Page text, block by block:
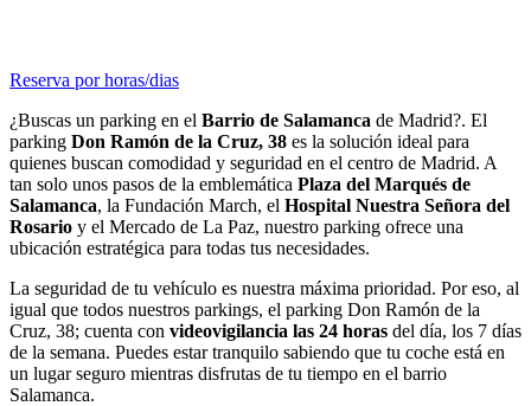
Reserva por horas/dias
¿Buscas un parking en el Barrio de Salamanca de Madrid?. El
parking Don Ramón de la Cruz, 38 es la solución ideal para
quienes buscan comodidad y seguridad en el centro de Madrid. A
tan solo unos pasos de la emblemática Plaza del Marqués de
Salamanca, la Fundación March, el Hospital Nuestra Señora del
Rosario y el Mercado de La Paz, nuestro parking ofrece una
ubicación estratégica para todas tus necesidades.
La seguridad de tu vehículo es nuestra máxima prioridad. Por eso, al
igual que todos nuestros parkings, el parking Don Ramón de la
Cruz, 38; cuenta con videovigilancia las 24 horas del día, los 7 días
de la semana. Puedes estar tranquilo sabiendo que tu coche está en
un lugar seguro mientras disfrutas de tu tiempo en el barrio
Salamanca.